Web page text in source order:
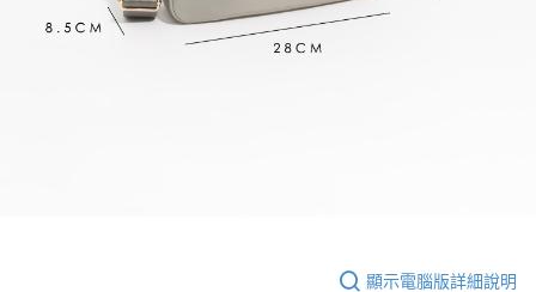
顯示電腦版詳細說明